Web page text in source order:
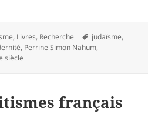
, Livres, Recherche
Mots-
clés
judaïsme,
, Perrine Simon Nahum,
siècle
français